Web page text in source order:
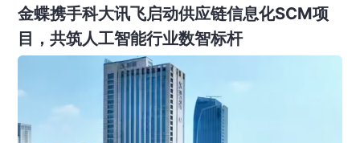
金蝶携手科大讯飞启动供应链信息化SCM项
目，共筑人工智能行业数智标杆